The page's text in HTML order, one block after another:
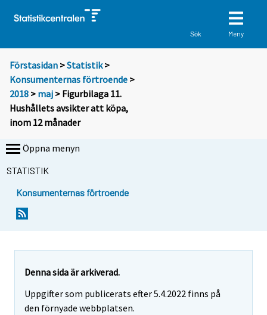
Sök Meny
Förstasidan >Statistik >
Konsumenternas förtroende >
2018 > maj > Figurbilaga 11.
Hushållets avsikter att köpa,
inom 12 månader
Öppna menyn
STATISTIK
Konsumenternas förtroende
Denna sida är arkiverad.
Uppgifter som publicerats efter 5.4.2022 finns på
den förnyade webbplatsen.